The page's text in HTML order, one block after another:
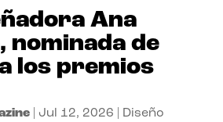
Ana
nominada de
los premios
| Jul 12, 2026 Diseño